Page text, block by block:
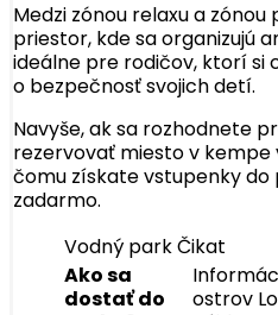
Medzi zónou relaxu a
priestor, kde sa organizujú
ideálne pre rodičov, ktorí si
o bezpečnosť svojich detí.
Navyše, ak sa rozhodnete
rezervovať miesto v kempe
čomu získate vstupenky do
zadarmo.
Vodný park Čikat
Ako sa
dostať do
ostrov